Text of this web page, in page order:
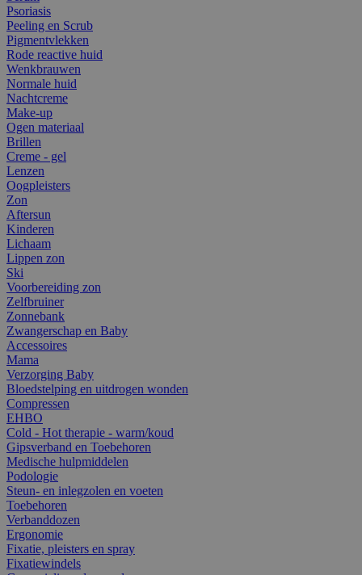
Psoriasis
Peeling en Scrub
Pigmentvlekken
Rode reactive huid
Wenkbrauwen
Normale huid
Nachtcreme
Make-up
Ogen materiaal
Brillen
Creme - gel
Lenzen
Oogpleisters
Zon
Aftersun
Kinderen
Lichaam
Lippen zon
Ski
Voorbereiding zon
Zelfbruiner
Zonnebank
Zwangerschap en Baby
Accessoires
Mama
Verzorging Baby
Bloedstelping en uitdrogen wonden
Compressen
EHBO
Cold - Hot therapie - warm/koud
Gipsverband en Toebehoren
Medische hulpmiddelen
Podologie
Steun- en inlegzolen en voeten
Toebehoren
Verbanddozen
Ergonomie
Fixatie, pleisters en spray
Fixatiewindels